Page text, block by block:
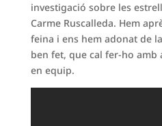
investigació sobre les
Carme Ruscalleda. Hem
feina i ens hem adonat de
ben fet, que cal fer-ho amb
en equip.